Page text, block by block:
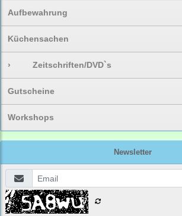
Aufbewahrung
Küchensachen
› Zeitschriften/DVD`s
Gutscheine
Workshops
Newsletter